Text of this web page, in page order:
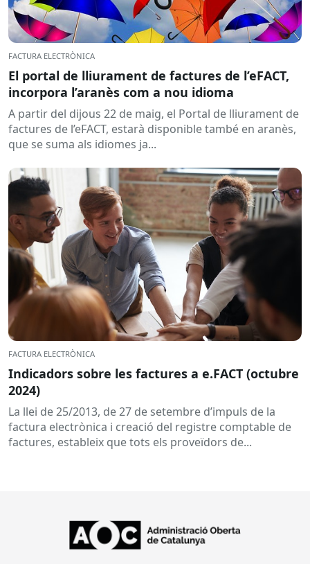
FACTURA ELECTRÒNICA
El portal de lliurament de factures de l’eFACT,
incorpora l’aranès com a nou idioma
A partir del dijous 22 de maig, el Portal de lliurament de
factures de l’eFACT, estarà disponible també en aranès,
que se suma als idiomes ja...
FACTURA ELECTRÒNICA
Indicadors sobre les factures a e.FACT (octubre
2024)
La llei de 25/2013, de 27 de setembre d’impuls de la
factura electrònica i creació del registre comptable de
factures, estableix que tots els proveïdors de...